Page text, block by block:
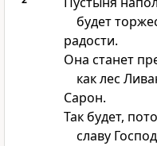
будет
радости.
Она станет
как лес
Сарон.
Так будет,
славу